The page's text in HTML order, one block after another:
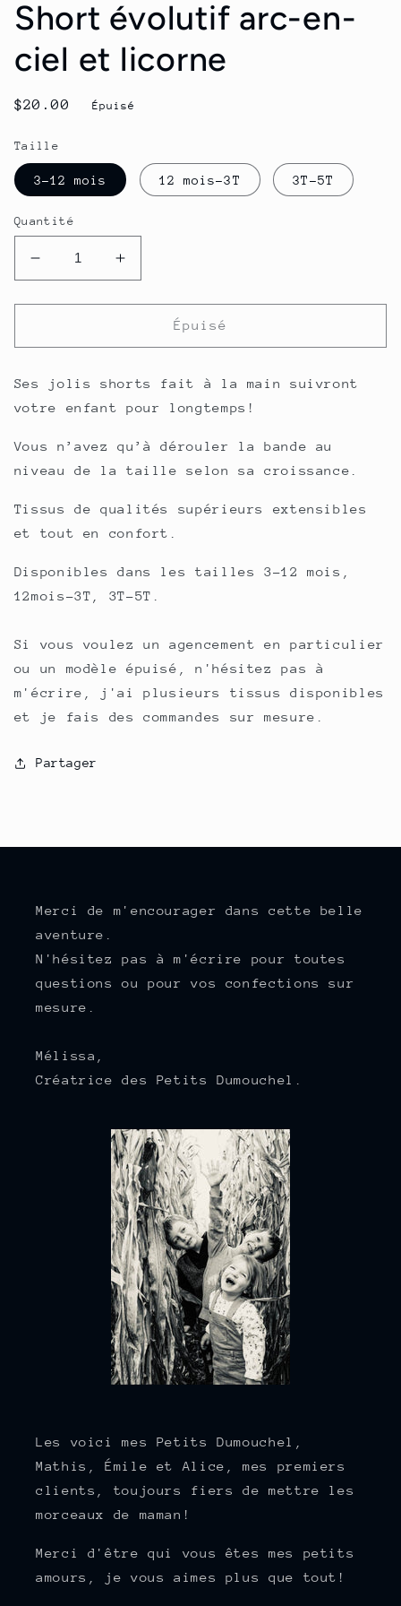
Short évolutif arc-en-
ciel et licorne
Prix
$20.00 Épuisé
Taille
3-12 mois 12 mois-3T 3T-5T
Quantité
Réduire
la
quantité
Short
arc-
en-
et
licorne
Augmenter
la
quantité
Short
arc-
en-
et
licorne
Épuisé
Ses jolis shorts
fait à la main suivront
votre enfant pour longtemps!
Vous n’avez qu’à dérouler la bande au
niveau de la taille selon sa croissance.
Tissus de qualités supérieurs extensibles
et tout en confort.
Disponibles dans les tailles 3-12 mois,
12mois-3T, 3T-5T.
Si vous voulez un agencement en particulier
ou un modèle épuisé, n'hésitez pas à
m'écrire, j'ai plusieurs tissus disponibles
et je fais des commandes sur mesure.
Partager
Merci de m'encourager dans cette belle
aventure.
N'hésitez pas à m'écrire pour toutes
questions ou pour vos confections sur
mesure.
Mélissa,
Créatrice des Petits Dumouchel.
Les voici mes Petits Dumouchel,
Mathis, Émile et Alice, mes premiers
clients, toujours fiers de mettre les
morceaux de maman!
Merci d'être qui vous êtes mes petits
amours, je vous aimes plus que tout!